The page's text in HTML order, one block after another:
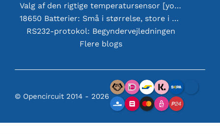
Valg af den rigtige temperatursensor [youtube]
18650 Batterier: Små i størrelse, store i ydeevne
RS232-protokol: Begyndervejledningen
Flere blogs
© Opencircuit 2014 - 2026